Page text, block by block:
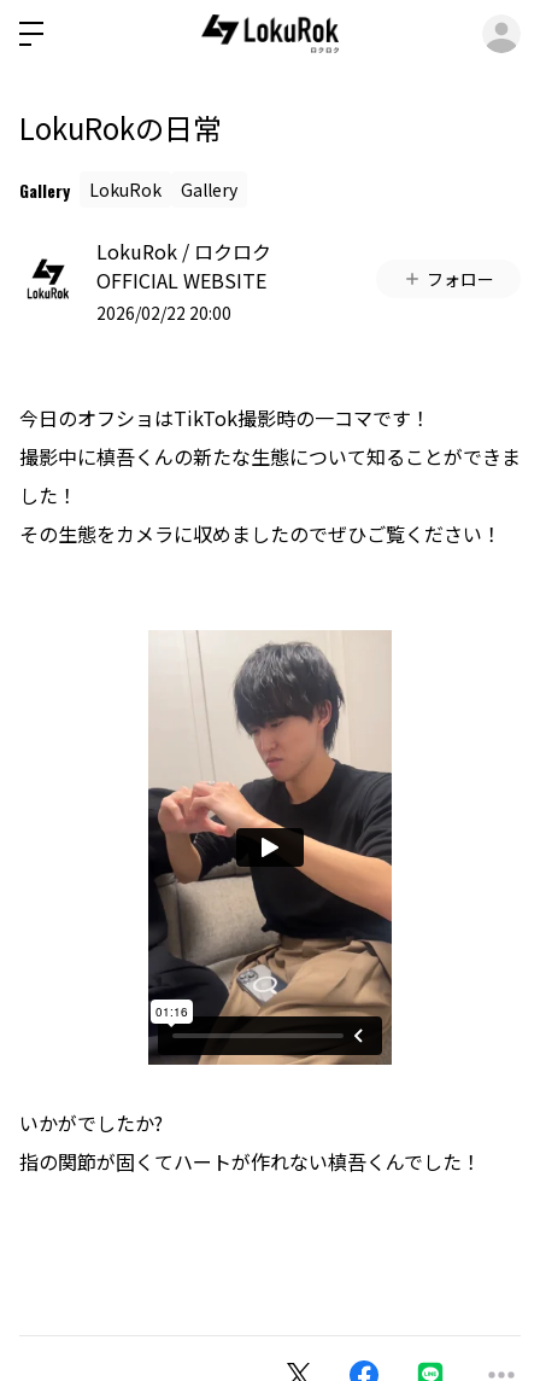
LokuRokの日常
Gallery LokuRok Gallery
LokuRok / ロクロク
OFFICIAL WEBSITE
2026/02/22 20:00
フォロー
今日のオフショはTikTok撮影時の一コマです！
撮影中に槙吾くんの新たな生態について知ることができま
した！
その生態をカメラに収めましたのでぜひご覧ください！
いかがでしたか?
指の関節が固くてハートが作れない槙吾くんでした！